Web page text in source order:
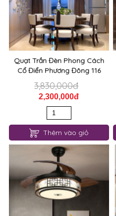
Quạt Trần Đèn Phong Cách
Cổ Điển Phương Đông 116
3,830,000đ
2,300,000đ
Thêm vào giỏ